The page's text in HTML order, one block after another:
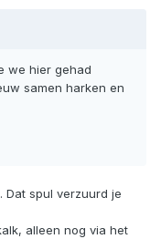
we hier gehad
samen harken en
Dat spul verzuurd je
alleen nog via het